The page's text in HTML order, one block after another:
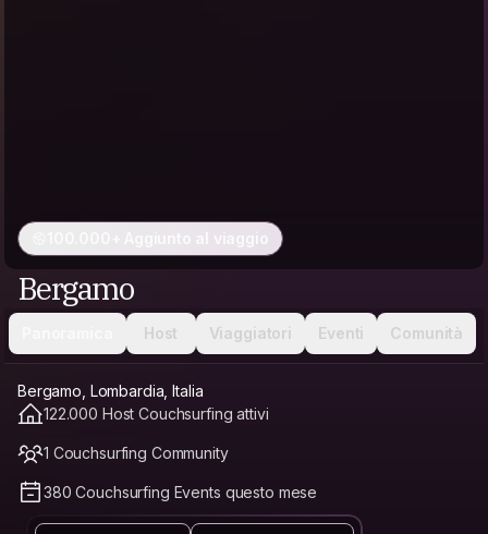
100.000+ Aggiunto al viaggio
Bergamo
Host Viaggiatori Eventi Comunità
Bergamo, Lombardia, Italia
122.000 Host Couchsurfing attivi
1 Couchsurfing Community
380 Couchsurfing Events questo mese